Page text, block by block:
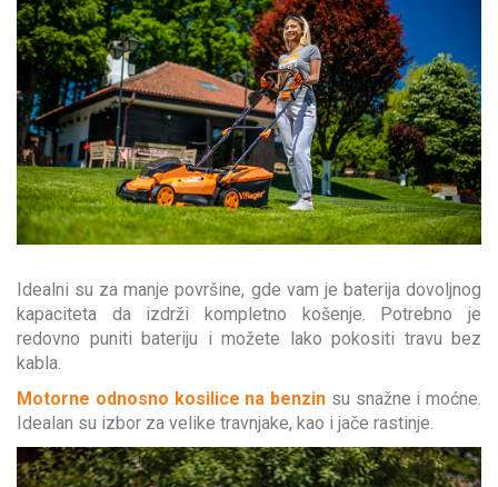
Idealni su za manje površine, gde vam je baterija dovoljnog
kapaciteta da izdrži kompletno košenje. Potrebno je
redovno puniti bateriju i možete lako pokositi travu bez
kabla.
Motorne odnosno kosilice na benzin su snažne i moćne.
Idealan su izbor za velike travnjake, kao i jače rastinje.